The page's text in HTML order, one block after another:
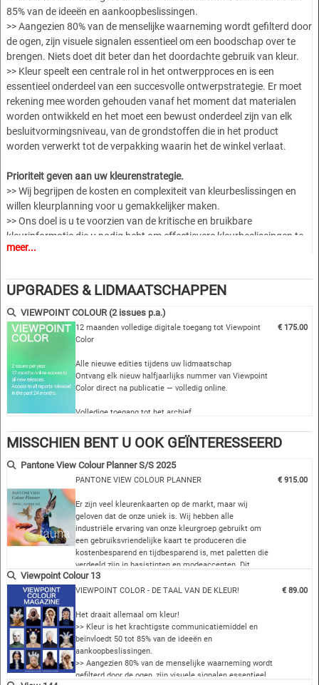
85% van de ideeën en aankoopbeslissingen.
>> Aangezien 80% van de menselijke waarneming wordt gefilterd door
de ogen, zijn visuele signalen essentieel om een boodschap over te
brengen. Niets doet dit beter dan het doordachte gebruik van kleur.
>> Kleur speelt een centrale rol in het ontwerpproces en is een
essentieel onderdeel van een succesvolle ontwerpstrategie. Er moet
rekening mee worden gehouden vanaf het moment dat materialen
worden ontwikkeld en het moet een bewust onderdeel zijn van elk
besluitvormingsniveau, van de grondstoffen die in het product
worden verwerkt tot de verpakking waarin het de winkel verlaat.
Prioriteit geven aan uw kleurenstrategie.
>> Wij begrijpen de kosten en complexiteit van kleurbeslissingen en
willen kleurplanning voor u gemakkelijker maken.
>> Ons doel is u te voorzien van de kritische en bruikbare
kleurinformatie die u nodig hebt om effectievere kleurbeslissingen te
nemen.
zowel een macro- als een lokale kijk op de belangrijkste kleurentrends,
met de nadruk op wat er nu gebeurt en wat er over drie jaar zal
gebeuren.
Visueel en inspirerend!
relevant tijdschrift dat zich wereldwijd richt op de wereld van kleur in
alle product- en ontwerpsectoren.
>> VIEWPOINT KLEUR biedt duidelijke en uitgebreide informatie over
kleurentrends, marktvalidatie, inzicht en analyse, en de psychologie
achter een kleurtrend om u te helpen bij het plannen van uw kleur.
Wat u vindt in VIEWPOINT COLOUR
>> Kleurennieuws & innovaties
>> Ontwerpcontext - kleurprognoses (12-18 maanden)
>> Kleur uitvoering
>> Visuele essays - beelden en foto's
>> Kleur, materiaal, ontwerp
>> Inspiratie voor kleur en patroon
>> Kleurbetekenissen
>> Kleurvoorspelling (3 jaar vooruit)
VPC14DV
meer...
UPGRADES & LIDMAATSCHAPPEN
VIEWPOINT COLOUR (2 issues p.a.)
12 maanden volledige digitale toegang tot Viewpoint
Color
Alle nieuwe edities tijdens uw lidmaatschap
Ontvang elk nieuw halfjaarlijks nummer van Viewpoint
Color direct na publicatie — volledig online.
Volledige toegang tot het archief
decennia aan …
€ 175.00
MISSCHIEN BENT U OOK GEÏNTERESSEERD
Pantone View Colour Planner S/S 2025
PANTONE VIEW COLOUR PLANNER
Er zijn veel kleurenkaarten op de markt, maar wij
geloven dat de onze uniek is. Wij hebben alle
industriële ervaring van onze kleurgroep gebruikt om
een gebruiksvriendelijke kaart te produceren die
kostenbesparend en tijdbesparend is, met paletten die
verdeeld zijn in basistinten en modeaccenten. Dit
product spreekt de taal van de kleur en bestrijkt alles
van mode tot interieurdesign, van cosmetica tot
Dit product is een beproefd middel, ge…
€ 915.00
Viewpoint Colour 13
VIEWPOINT COLOR - DE TAAL VAN DE KLEUR!
Het draait allemaal om kleur!
>> Kleur is het krachtigste communicatiemiddel en
beïnvloedt 50 tot 85% van de ideeën en
aankoopbeslissingen.
>> Aangezien 80% van de menselijke waarneming wordt
gefilterd door de ogen, zijn visuele signalen essentieel
€ 89.00